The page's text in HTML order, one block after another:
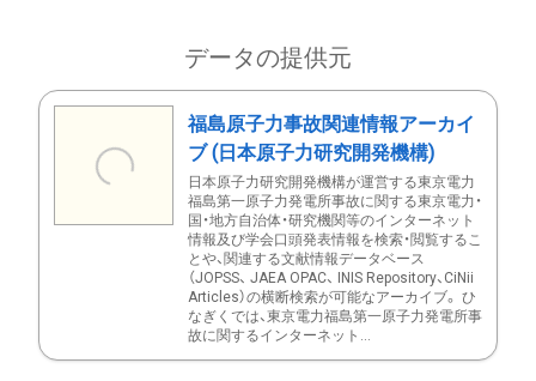
データの提供元
福島原子力事故関連情報アーカイ
ブ (日本原子力研究開発機構)
日本原子力研究開発機構が運営する東京電力
福島第一原子力発電所事故に関する東京電力・
国・地方自治体・研究機関等のインターネット
情報及び学会口頭発表情報を検索・閲覧するこ
とや、関連する文献情報データベース
（JOPSS、 JAEA OPAC、 INIS Repository、CiNii
Articles）の横断検索が可能なアーカイブ。 ひ
なぎくでは、東京電力福島第一原子力発電所事
故に関するインターネット...